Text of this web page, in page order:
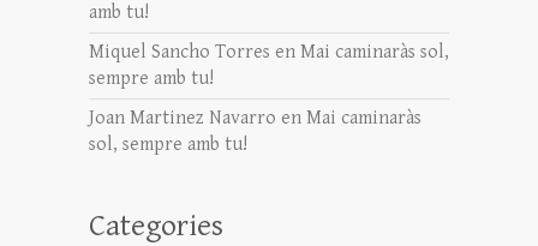
amb tu!
Miquel Sancho Torres en Mai caminaràs sol,
sempre amb tu!
Joan Martinez Navarro en Mai caminaràs
sol, sempre amb tu!
Categories